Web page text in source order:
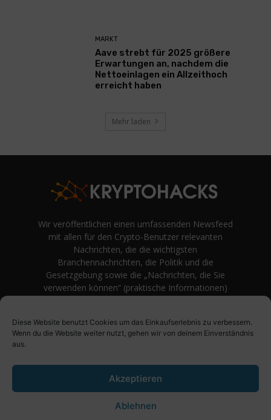
Diese Website benutzt Cookies um das Einkaufserlebnis zu verbessern.
Wenn du die Website weiter nutzt, gehen wir von deinem Einverständnis
aus.
Akzeptieren
Ablehnen
MARKT
Aave strebt für 2025 größere
Erwartungen an, nachdem die
Nettoeinlagen ein Allzeithoch
erreicht haben
Mehr laden
Wir veröffentlichen einen umfassenden Newsfeed
mit allen für den Crypto-Benutzer relevanten
Nachrichten, die die wichtigsten
Branchennachrichten, die Politik und die
Gesetzgebung sowie die „Nachrichten, die Sie
verwenden können“ (praktische Informationen)
Meinungen rund um Kryptowährung. Einfache
Logik und Beispiele aus der Praxis werden vor
bevorzugt.